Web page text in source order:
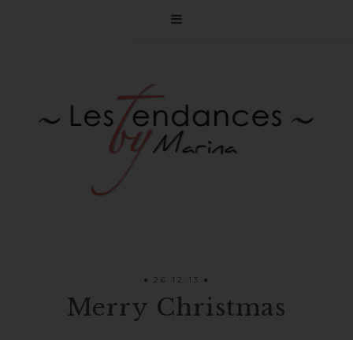

26.12.13
Merry Christmas